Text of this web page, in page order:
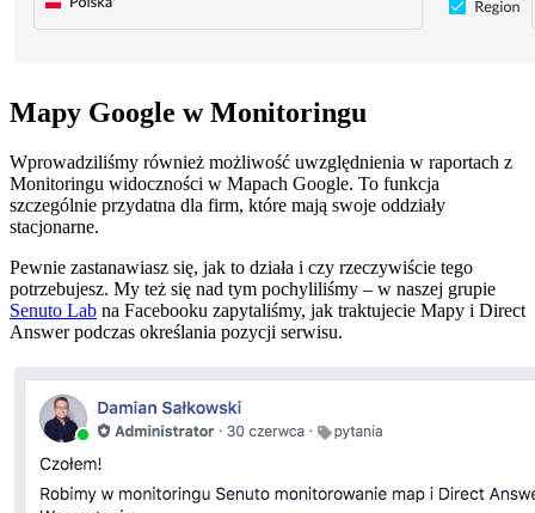
Mapy Google w Monitoringu
Wprowadziliśmy również możliwość uwzględnienia w raportach z
Monitoringu widoczności w Mapach Google. To funkcja
szczególnie przydatna dla firm, które mają swoje oddziały
stacjonarne.
Pewnie zastanawiasz się, jak to działa i czy rzeczywiście tego
potrzebujesz. My też się nad tym pochyliliśmy – w naszej grupie
Senuto Lab na Facebooku zapytaliśmy, jak traktujecie Mapy i Direct
Answer podczas określania pozycji serwisu.